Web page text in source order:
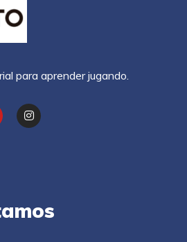
para aprender jugando.